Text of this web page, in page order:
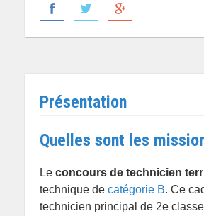
Présentation
Quelles sont les
Le concours de technicien
technique de catégorie B. Ce
technicien principal de 2e